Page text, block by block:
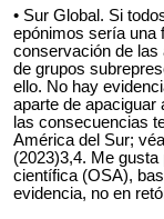
• Sur Global. Si
epónimos sería una
conservación de las
de grupos
ello. No hay
aparte de apaciguar
las consecuencias
América del Sur;
(2023)3,4. Me
científica (OSA),
evidencia, no en